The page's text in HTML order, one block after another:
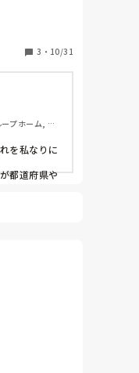
味を言って
しました。
の準備をす
す。
業代とかそ
でした。
に準備して
事前にしな
ゃダメだ
前なのだか
お礼って
出勤してい
いといけな
分かります
いたら、す
せるのは恐
うか？
3 ・ 10/31
プホーム, デ
を私なりに
都道府県や
もある
とタグで思
はいけませ
、極普通で
が無理な場
りでなく、
…
事案で